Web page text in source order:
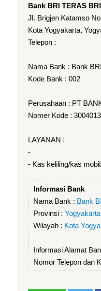
Bank BRI TERAS
Jl. Brigjen Katamso
Kota Yogyakarta,
Telepon :
Nama Bank : Bank BRI
Kode Bank : 002
Perusahaan : PT
Nomer Kode :
LAYANAN :
-
- Kas keliling/kas
Informasi Bank
Nama Bank : Bank
Provinsi : Yogyakarta
Wilayah : Kota
Informasi Alamat
Nomor Telepon dan